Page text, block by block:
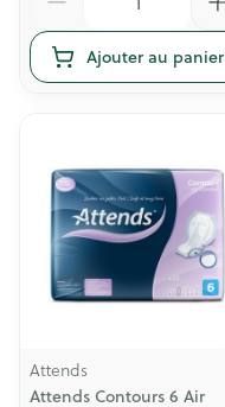
Ajouter au panier
Attends
Attends Contours 6 Air